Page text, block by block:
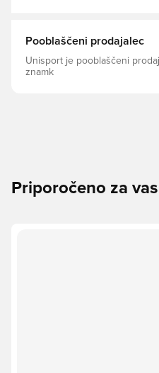
Pooblaščeni prodajalec
Unisport je pooblaščeni
znamk
Priporočeno za vas